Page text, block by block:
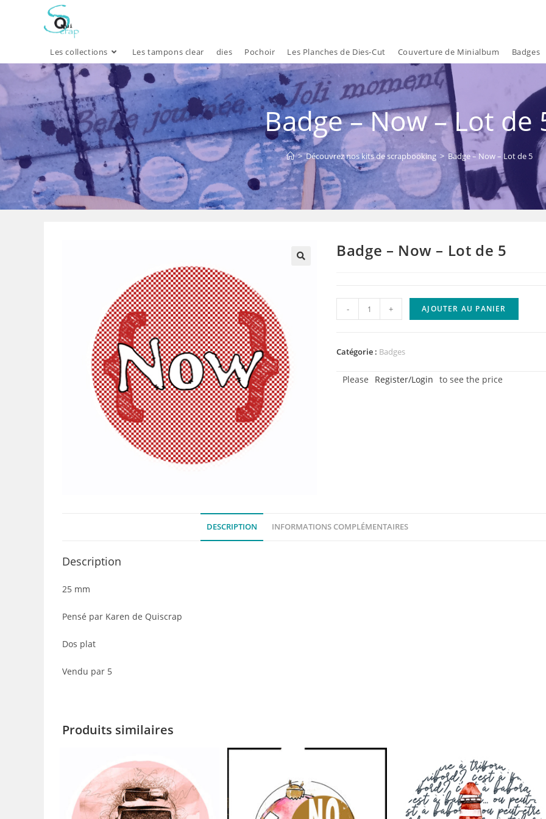
Les collections Les tampons clear dies Pochoir Les Planches de Dies-Cut Couverture de Minialbum Badges
Badge – Now – Lot de
> Découvrez nos kits de scrapbooking > Badge – Now – Lot de 5
Badge – Now – Lot de 5
quantité
de
-
- + AJOUTER AU PANIER
Catégorie : Badges
Please Register/Login to see the price
DESCRIPTION INFORMATIONS COMPLÉMENTAIRES
Description
25 mm
Pensé par Karen de Quiscrap
Dos plat
Vendu par 5
Produits similaires